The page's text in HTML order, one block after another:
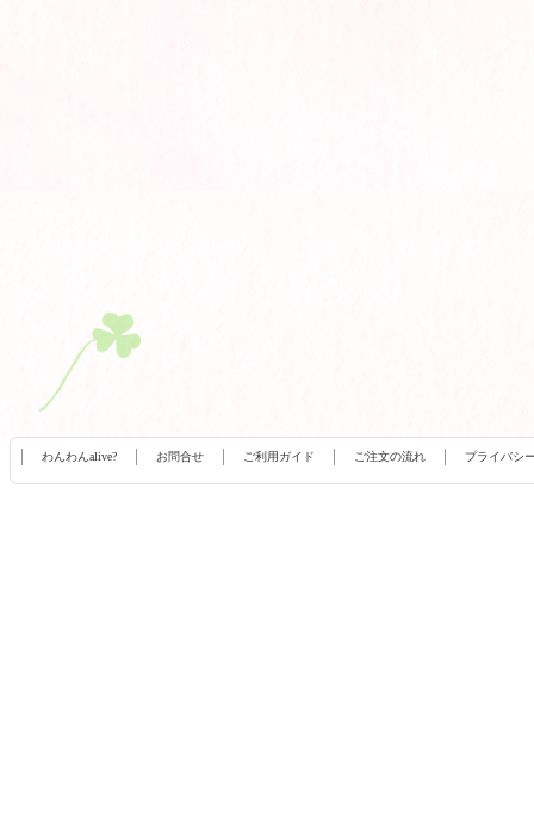
わんわんalive? お問合せ ご利用ガイド ご注文の流れ プライバシ